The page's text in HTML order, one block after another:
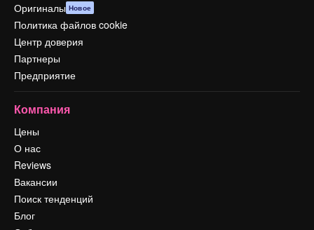
Оригиналы Новое
Политика файлов cookie
Центр доверия
Партнеры
Предприятие
Компания
Цены
О нас
Reviews
Вакансии
Поиск тенденций
Блог